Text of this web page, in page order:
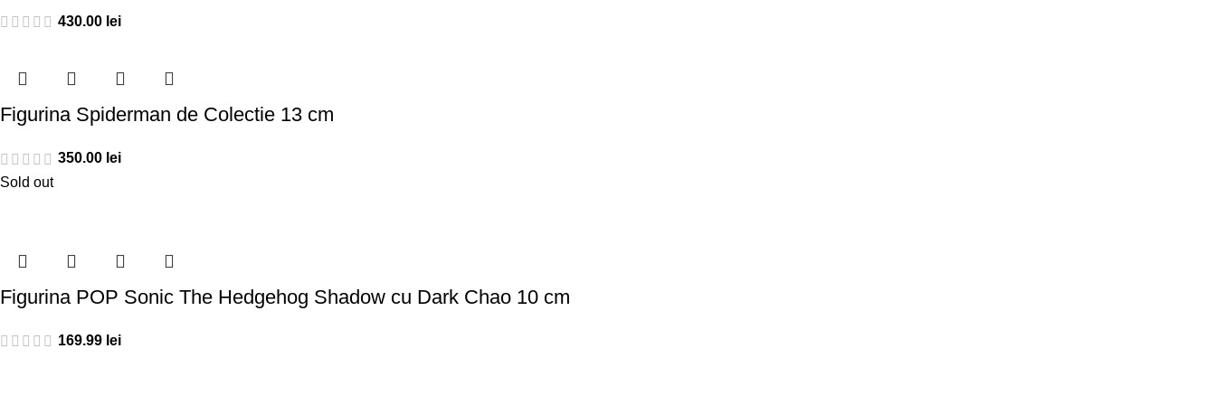
430.00 lei
Figurina Spiderman de Colectie 13 cm
350.00 lei
Sold out
Figurina POP Sonic The Hedgehog Shadow cu Dark Chao 10 cm
169.99 lei